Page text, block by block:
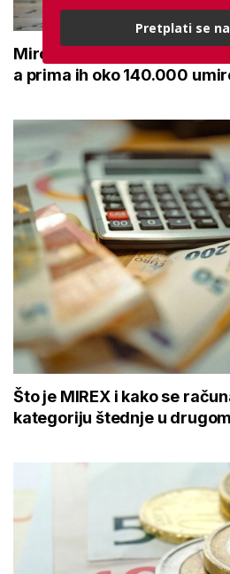
Mirovine branitelja: Dijele
a prima ih oko 140.000
Što je MIREX i kako se
kategoriju štednje u
Pretplati se